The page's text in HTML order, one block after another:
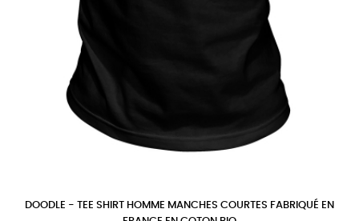
DOODLE - TEE SHIRT HOMME MANCHES COURTES FABRIQUÉ EN